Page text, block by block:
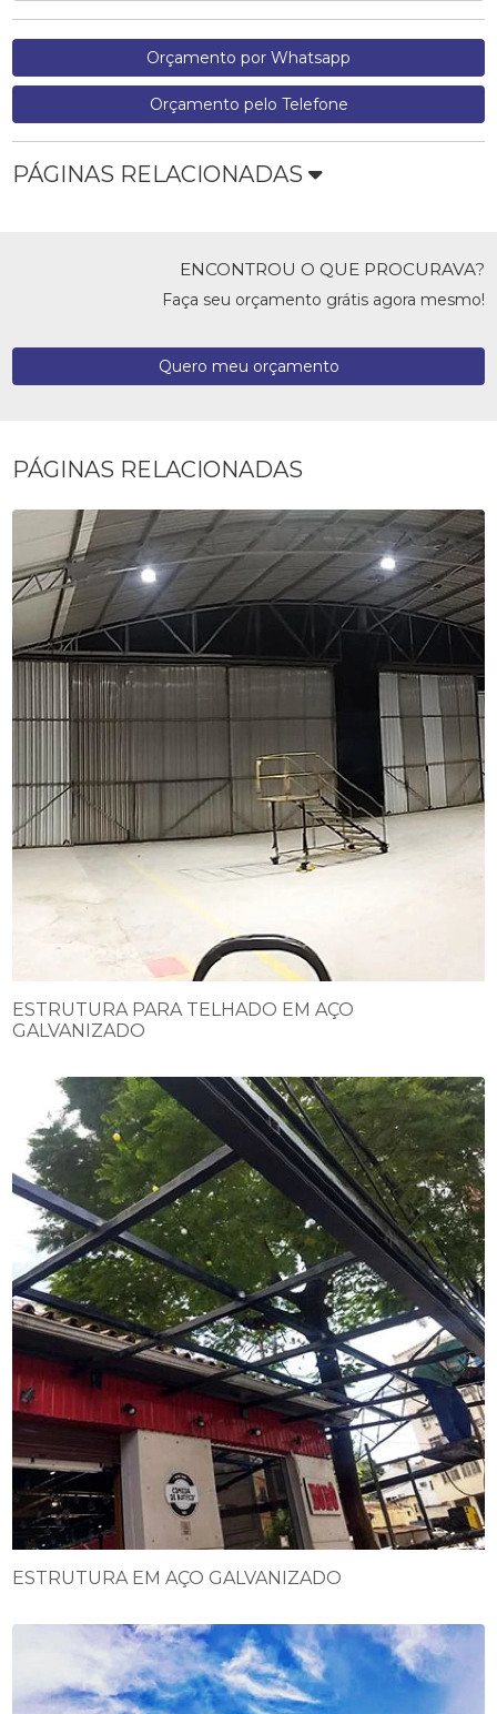
Orçamento por Whatsapp
Orçamento pelo Telefone
PÁGINAS RELACIONADAS
ENCONTROU O QUE PROCURAVA?
Faça seu orçamento grátis agora mesmo!
Quero meu orçamento
PÁGINAS RELACIONADAS
ESTRUTURA PARA TELHADO EM AÇO
GALVANIZADO
ESTRUTURA EM AÇO GALVANIZADO